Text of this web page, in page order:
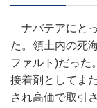
ナバテアにと
た。領土内の死
ファルト)だった
接着剤としてま
され高価で取引